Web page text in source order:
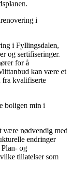
i
i Fyllingsdalen,
og sertifiseringer.
for å
kan være et
kvalifiserte
boligen min i
være nødvendig med
endringer
og
tillatelser som